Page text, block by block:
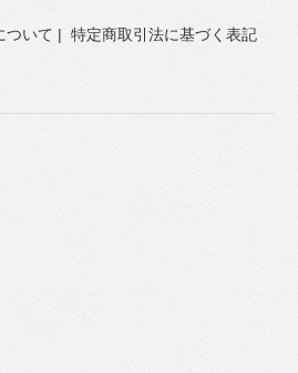
ついて | 特定商取引法に基づく表記